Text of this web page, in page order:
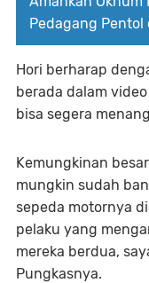
Pedagang Pentol
Hori berharap
berada dalam
bisa segera
Kemungkinan
mungkin sudah
sepeda motornya
pelaku yang
mereka berdua,
Pungkasnya.